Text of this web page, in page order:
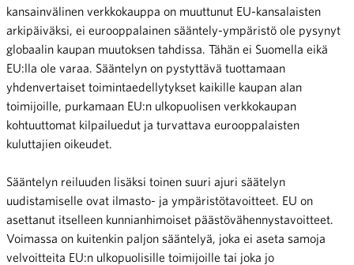
kansainvälinen verkkokauppa on muuttunut EU-kansalaisten
arkipäiväksi, ei eurooppalainen sääntely-ympäristö ole pysynyt
globaalin kaupan muutoksen tahdissa. Tähän ei Suomella eikä
EU:lla ole varaa. Sääntelyn on pystyttävä tuottamaan
yhdenvertaiset toimintaedellytykset kaikille kaupan alan
toimijoille, purkamaan EU:n ulkopuolisen verkkokaupan
kohtuuttomat kilpailuedut ja turvattava eurooppalaisten
kuluttajien oikeudet.
Sääntelyn reiluuden lisäksi toinen suuri ajuri säätelyn
uudistamiselle ovat ilmasto- ja ympäristötavoitteet. EU on
asettanut itselleen kunnianhimoiset päästövähennystavoitteet.
Voimassa on kuitenkin paljon sääntelyä, joka ei aseta samoja
velvoitteita EU:n ulkopuolisille toimijoille tai joka jo